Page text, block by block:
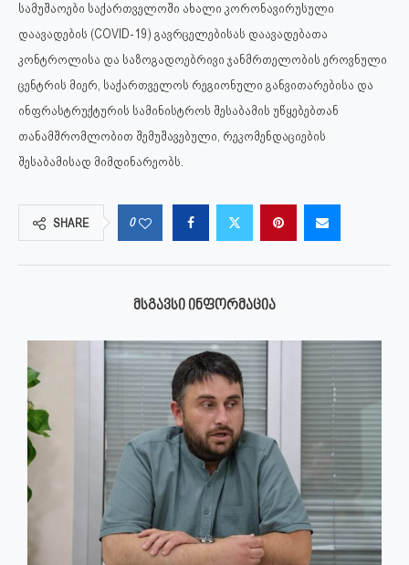
სამუშაოები საქართველოში ახალი კორონავირუსული
დაავადების (COVID-19) გავრცელებისას დაავადებათა
კონტროლისა და საზოგადოებრივი ჯანმრთელობის ეროვნული
ცენტრის მიერ, საქართველოს რეგიონული განვითარებისა და
ინფრასტრუქტურის სამინისტროს შესაბამის უწყებებთან
თანამშრომლობით შემუშავებული, რეკომენდაციების
შესაბამისად მიმდინარეობს.
SHARE 0
ᲛᲡᲒᲐᲕᲡᲘ ᲘᲜᲤᲝᲠᲛᲐᲪᲘᲐ